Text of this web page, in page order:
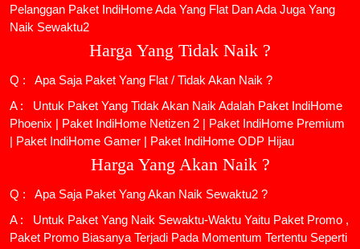
Pelanggan Paket IndiHome Ada Yang Flat Dan Ada Juga Yang
Naik Sewaktu2
Harga Yang Tidak Naik ?
Q : Apa Saja Paket Yang Flat / Tidak Akan Naik ?
A : Untuk Paket Yang Tidak Akan Naik Adalah Paket IndiHome
Phoenix | Paket IndiHome Netizen 2 | Paket IndiHome Premium
| Paket IndiHome Gamer | Paket IndiHome ODP Hijau
Harga Yang Akan Naik ?
Q : Apa Saja Paket Yang Akan Naik Sewaktu2 ?
A : Untuk Paket Yang Naik Sewaktu-Waktu Yaitu Paket Promo ,
Paket Promo Biasanya Terjadi Pada Momentum Tertentu Seperti